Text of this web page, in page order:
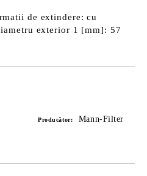
de extindere: cu
exterior 1 [mm]: 57
Producător: Mann-Filter